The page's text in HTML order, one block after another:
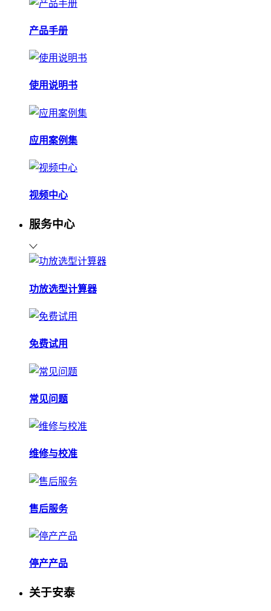
产品手册
使用说明书
应用案例集
视频中心
服务中心
功放选型计算器
免费试用
常见问题
维修与校准
售后服务
停产产品
关于安泰